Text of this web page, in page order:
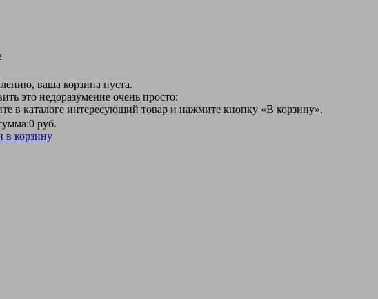
ваша корзина пуста.
это недоразумение очень просто:
в каталоге интересующий товар и нажмите кнопку «В корзину».
0 руб.
в корзину